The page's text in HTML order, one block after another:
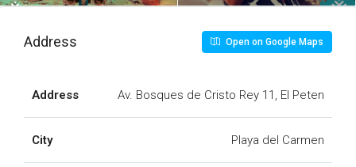
Address Open on Google Maps
Address Av. Bosques de Cristo Rey 11, El Peten
City Playa del Carmen